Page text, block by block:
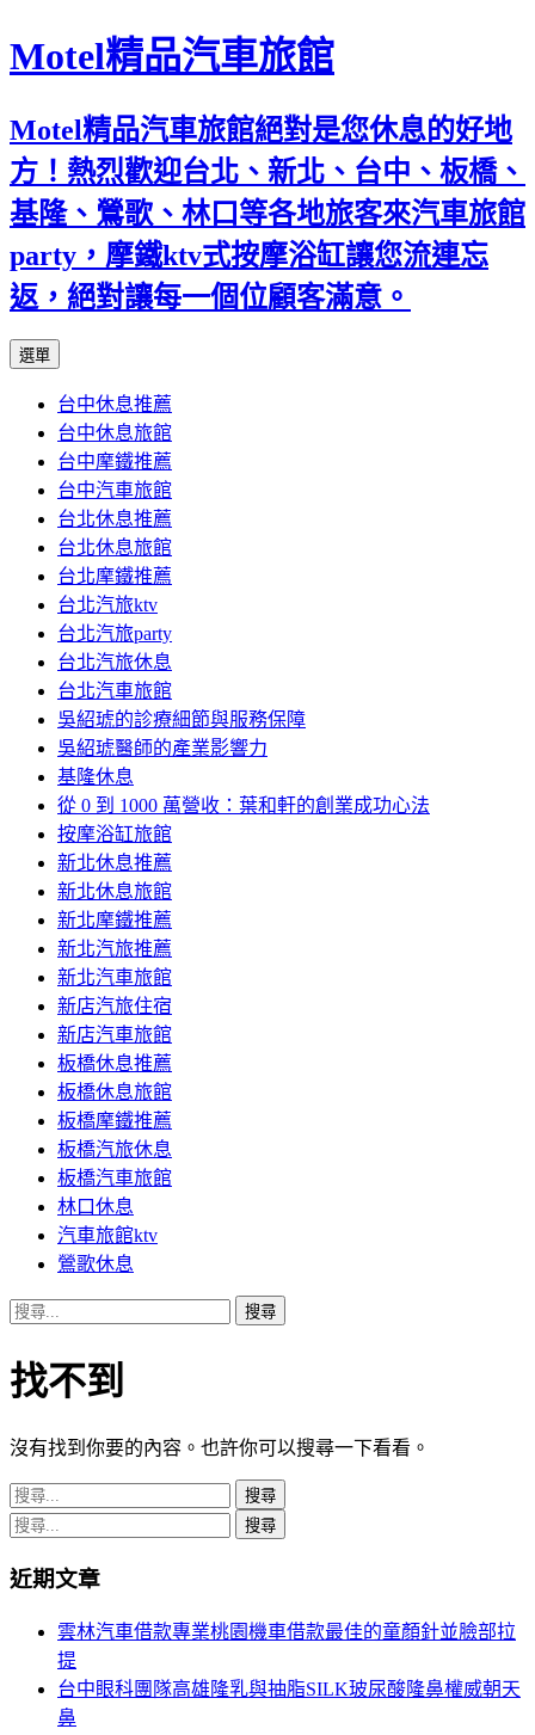
Motel精品汽車旅館
Motel精品汽車旅館絕對是您休息的好地
方！熱烈歡迎台北、新北、台中、板橋、
基隆、鶯歌、林口等各地旅客來汽車旅館
party，摩鐵ktv式按摩浴缸讓您流連忘
返，絕對讓每一個位顧客滿意。
選單
內
容
台中休息推薦
台中休息旅館
台中摩鐵推薦
台中汽車旅館
台北休息推薦
台北休息旅館
台北摩鐵推薦
台北汽旅ktv
台北汽旅party
台北汽旅休息
台北汽車旅館
吳紹琥的診療細節與服務保障
吳紹琥醫師的產業影響力
基隆休息
從 0 到 1000 萬營收：葉和軒的創業成功心法
按摩浴缸旅館
新北休息推薦
新北休息旅館
新北摩鐵推薦
新北汽旅推薦
新北汽車旅館
新店汽旅住宿
新店汽車旅館
板橋休息推薦
板橋休息旅館
板橋摩鐵推薦
板橋汽旅休息
板橋汽車旅館
林口休息
汽車旅館ktv
鶯歌休息
搜
關
鍵
找不到
沒有找到你要的內容。也許你可以搜尋一下看看。
搜
尋
鍵
搜
關
近期文章
雲林汽車借款專業桃園機車借款最佳的童顏針並臉部拉
提
台中眼科團隊高雄隆乳與抽脂SILK玻尿酸隆鼻權威朝天
鼻